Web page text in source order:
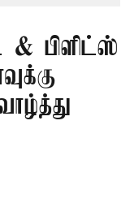
& பிளிட்ஸ்